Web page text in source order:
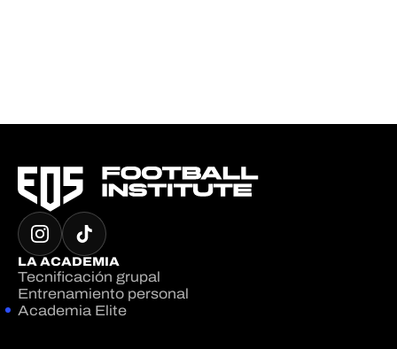
LA ACADEMIA
Tecnificación grupal
Entrenamiento personal
Academia Elite